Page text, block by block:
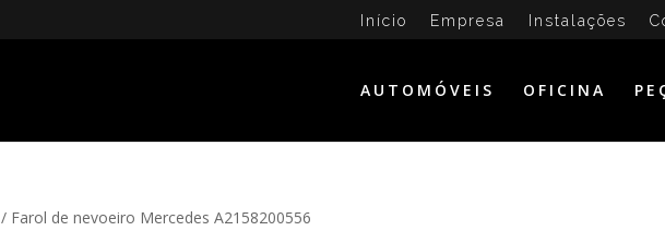
Início Empresa Instalações
AUTOMÓVEIS OFICINA
/ Farol de nevoeiro Mercedes A2158200556